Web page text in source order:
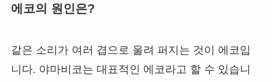
에코의 원인은?
같은 소리가 여러 겹으로 울려 퍼지는 것이 에코입
니다. 야마비코는 대표적인 에코라고 할 수 있습니